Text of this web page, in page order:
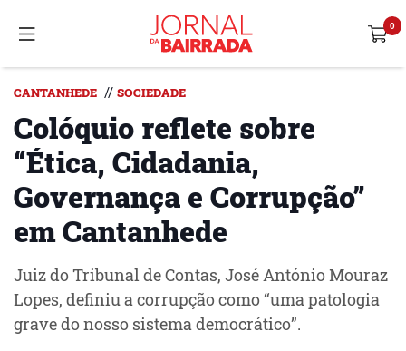
CANTANHEDE // SOCIEDADE
Colóquio reflete sobre
“Ética, Cidadania,
Governança e Corrupção”
em Cantanhede
Juiz do Tribunal de Contas, José António Mouraz
Lopes, definiu a corrupção como “uma patologia
grave do nosso sistema democrático”.